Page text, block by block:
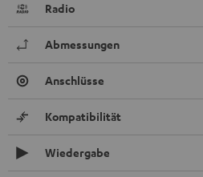
Radio
Abmessungen
Anschlüsse
Kompatibilität
Wiedergabe